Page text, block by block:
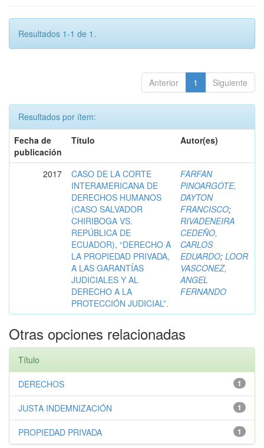
Resultados 1-1 de 1.
Anterior 1 Siguiente
Resultados por ítem:
Fecha de
publicación
Título Autor(es)
2017
CASO DE LA CORTE
INTERAMERICANA DE
DERECHOS HUMANOS
(CASO SALVADOR
CHIRIBOGA VS.
REPÚBLICA DE
ECUADOR), “DERECHO A
LA PROPIEDAD PRIVADA,
A LAS GARANTÍAS
JUDICIALES Y AL
DERECHO A LA
PROTECCIÓN JUDICIAL”.
FARFAN
PINOARGOTE,
DAYTON
FRANCISCO;
RIVADENEIRA
CEDEÑO,
CARLOS
EDUARDO; LOOR
VASCONEZ,
ANGEL
FERNANDO
Otras opciones relacionadas
Título
1
DERECHOS
1
JUSTA INDEMNIZACIÓN
1
PROPIEDAD PRIVADA